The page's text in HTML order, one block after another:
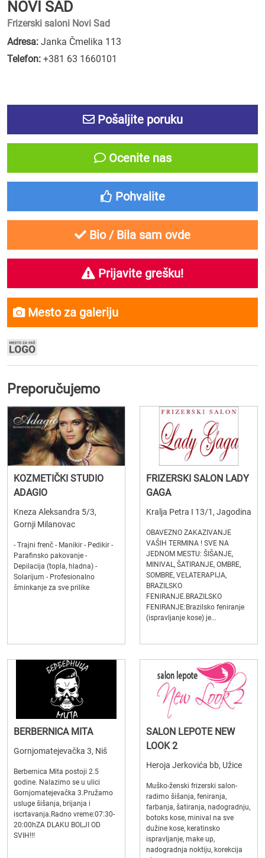
NOVI SAD
Frizerski saloni Novi Sad
Adresa: Janka Čmelika 113
Telefon: +381 63 1660101
Pošaljite poruku
Ocenite nas
Pohvalite
Bio / Bila sam ovde
Prijavite grešku!
Mesto za galeriju
Preporučujemo
KOZMETIČKI STUDIO
ADAGIO
Kneza Aleksandra 5/3,
Gornji Milanovac
- Trajni frenč - Manikir - Pedikir -
Parafinsko pakovanje -
Depilacija (topla, hladna) -
Solarijum - Profesionalno
šminkanje za sve prilike
FRIZERSKI SALON LADY
GAGA
Kralja Petra I 13/1, Jagodina
OBAVEZNO ZAKAZIVANJE
VAŠIH TERMINA ! SVE NA
JEDNOM MESTU: ŠIŠANJE,
MINIVAL, ŠATIRANJE, OMBRE,
SOMBRE, VELATERAPIJA,
BRAZILSKO
FENIRANJE.BRAZILSKO
FENIRANJE:Brazilsko feniranje
(ispravljanje kose) je...
BERBERNICA MITA
Gornjomatejevačka 3, Niš
Berbernica Mita postoji 2.5
godine. Nalazimo se u ulici
Gornjomatejevačka 3.Pružamo
usluge šišanja, brijanja i
iscrtavanja.Radno vreme:07:30-
20:00hZA DLAKU BOLJI OD
SVIH!!!
SALON LEPOTE NEW
LOOK 2
Heroja Jerkovića bb, Užice
Muško-ženski frizerski salon-
radimo šišanja, feniranja,
farbanja, šatiranja, nadogradnju,
botoks kose, minival na sve
dužine kose, keratinsko
ispravljanje, make up,
nadogradnja noktiju, korekcija